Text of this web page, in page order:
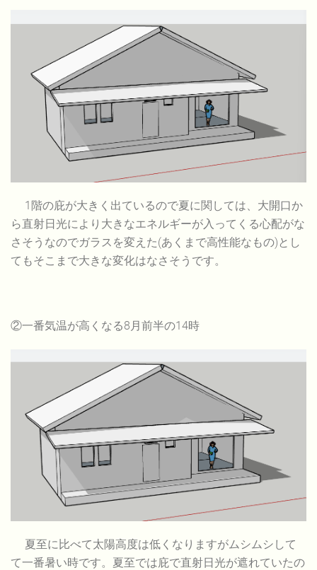
1階の庇が大きく出ているので夏に関しては、大開口か
ら直射日光により大きなエネルギーが入ってくる心配がな
さそうなのでガラスを変えた(あくまで高性能なもの)とし
てもそこまで大きな変化はなさそうです。
②一番気温が高くなる8月前半の14時
夏至に比べて太陽高度は低くなりますがムシムシして
て一番暑い時です。夏至では庇で直射日光が遮れていたの